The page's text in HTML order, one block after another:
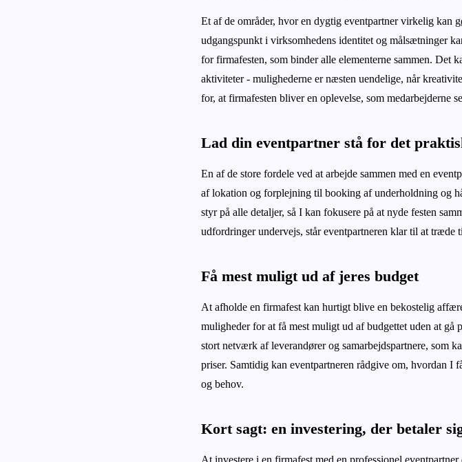
Et af de områder, hvor en dygtig eventpartner virkelig kan
udgangspunkt i virksomhedens identitet og målsætninger
for firmafesten, som binder alle elementerne sammen.
aktiviteter - mulighederne er næsten uendelige, når
for, at firmafesten bliver en oplevelse, som medarbejderne
Lad din eventpartner stå for det
En af de store fordele ved at arbejde sammen med en
af lokation og forplejning til booking af underholdning og
styr på alle detaljer, så I kan fokusere på at nyde festen
udfordringer undervejs, står eventpartneren klar til at træde
Få mest muligt ud af jeres budget
At afholde en firmafest kan hurtigt blive en bekostelig
muligheder for at få mest muligt ud af budgettet uden at
stort netværk af leverandører og samarbejdspartnere, som
priser. Samtidig kan eventpartneren rådgive om, hvordan
og behov.
Kort sagt: en investering, der betaler
At investere i en firmafest med en professionel